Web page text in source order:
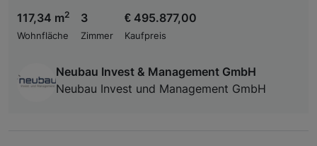
117,34 m2
Wohnfläche
3
Zimmer
€ 495.877,00
Kaufpreis
Neubau Invest & Management GmbH
Neubau Invest und Management GmbH